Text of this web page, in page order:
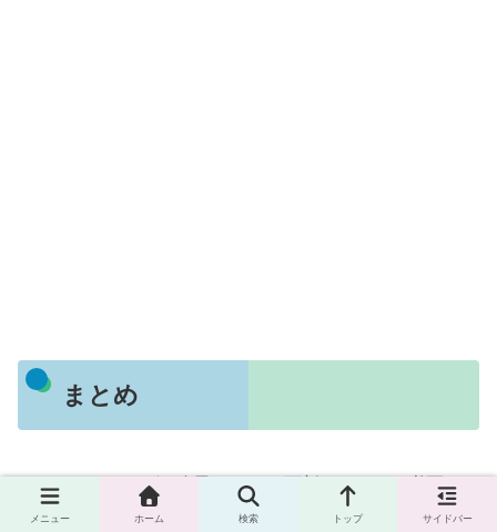
まとめ
ペースランニングは自己ベストを更新するために必要なト
レーニングの一つです。効率よくトレーニングするために
メニュー ホーム 検索 トップ サイドバー